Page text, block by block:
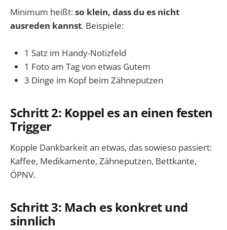
Minimum heißt:so klein, dass du es nicht
ausreden kannst. Beispiele:
1 Satz im Handy-Notizfeld
1 Foto am Tag von etwas Gutem
3 Dinge im Kopf beim Zähneputzen
Schritt 2: Koppel es an einen festen
Trigger
Kopple Dankbarkeit an etwas, das sowieso passiert:
Kaffee, Medikamente, Zähneputzen, Bettkante,
ÖPNV.
Schritt 3: Mach es konkret und
sinnlich